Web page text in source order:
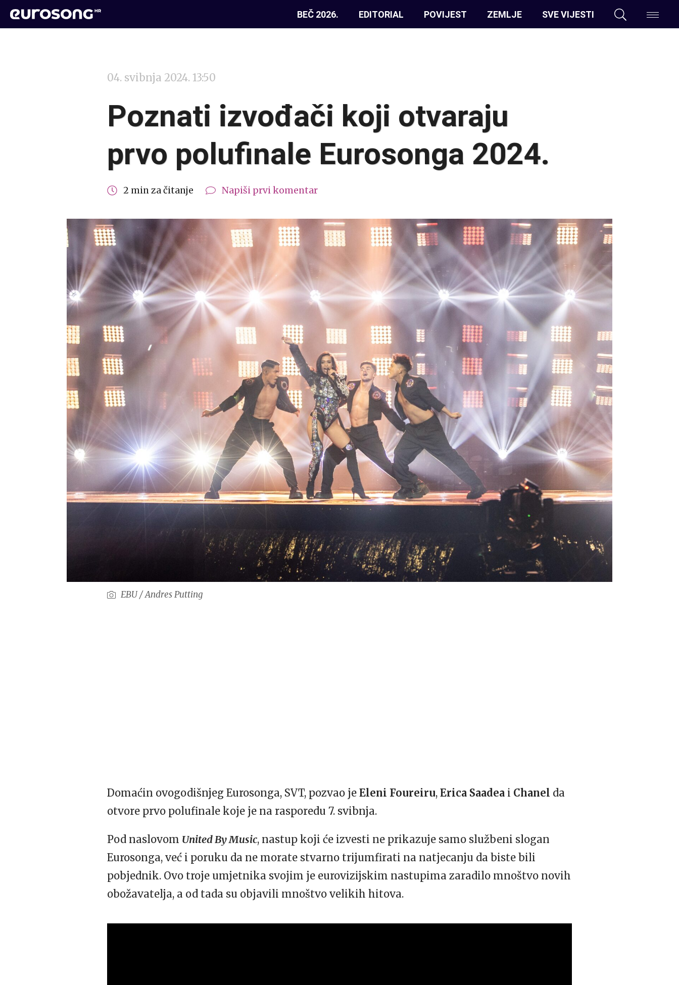
BEČ 2026. EDITORIAL POVIJEST ZEMLJE SVE VIJESTI
04. svibnja 2024. 13:50
Poznati izvođači koji otvaraju
prvo polufinale Eurosonga 2024.
2 min za čitanje Napiši prvi komentar
EBU / Andres Putting
Domaćin ovogodišnjeg Eurosonga, SVT, pozvao je Eleni Foureiru, Erica Saadea i Chanel da
otvore prvo polufinale koje je na rasporedu 7. svibnja.
Pod naslovom United By Music, nastup koji će izvesti ne prikazuje samo službeni slogan
Eurosonga, već i poruku da ne morate stvarno trijumfirati na natjecanju da biste bili
pobjednik. Ovo troje umjetnika svojim je eurovizijskim nastupima zaradilo mnoštvo novih
obožavatelja, a od tada su objavili mnoštvo velikih hitova.